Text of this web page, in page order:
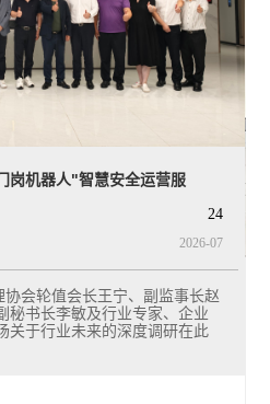
岗机器人"智慧安全运营服
24
2026-07
会轮值会长王宁、副监事长赵
秘书长李敏及行业专家、企业
关于行业未来的深度调研在此